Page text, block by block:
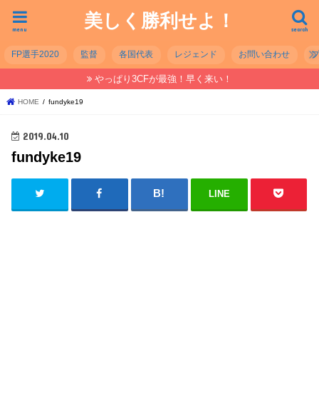
美しく勝利せよ！ search
menu
FP選手2020 監督 各国代表 レジェンド お問い合わせ
やっぱり3CFが最強！早く来い！
HOME fundyke19
2019.04.10
fundyke19
LINE